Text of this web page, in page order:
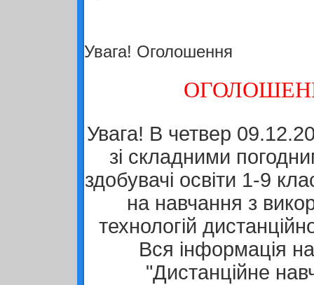
Увага! Оголошення
Увага! В четвер
зі складними
здобувачі освіти 1-9
на навчання з
технологій
Вся інформація на
"Дистанційне